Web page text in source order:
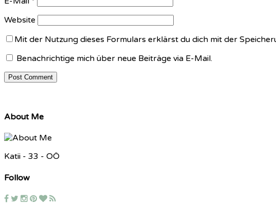
Website
Mit der Nutzung dieses Formulars erklärst du dich mit der
Benachrichtige mich über neue Beiträge via E-Mail.
About Me
Katii - 33 - OÖ
Follow